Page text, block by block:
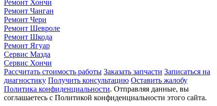
Ремонт Хончи
Ремонт Чанган
Ремонт Чери
Ремонт Шевроле
Ремонт Шкода
Ремонт Ягуар
Сервис Мазда
Сервис Хончи
Рассчитать стоимость работы Заказать запчасти Записаться на
диагностику Получить консультацию Оставить жалобу
Политика конфиденциальности. Отправляя данные, вы
соглашаетесь с Политикой конфиденциальности этого сайта.